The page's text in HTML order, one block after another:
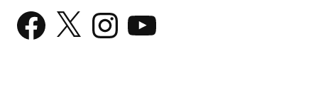
Facebook X Instagram